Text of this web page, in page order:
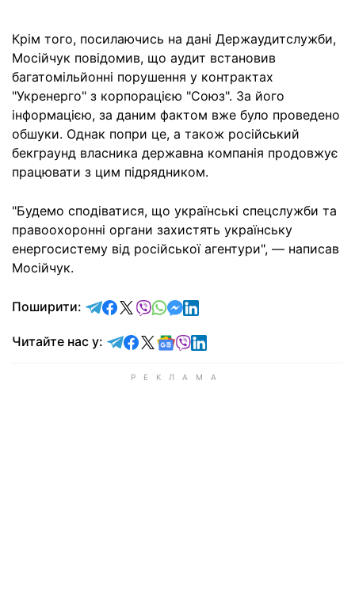
Крім того, посилаючись на дані Держаудитслужби,
Мосійчук повідомив, що аудит встановив
багатомільйонні порушення у контрактах
"Укренерго" з корпорацією "Союз". За його
інформацією, за даним фактом вже було проведено
обшуки. Однак попри це, а також російський
бекграунд власника державна компанія продовжує
працювати з цим підрядником.
"Будемо сподіватися, що українські спецслужби та
правоохоронні органи захистять українську
енергосистему від російської агентури", — написав
Мосійчук.
Поширити: відправити у Telegram
поділитись у Facebook
поділитись у X
відправити у Viber
відправити у Whatsapp
відправити у Messenger
відправити у LinkedIn
Читайте нас у: Читайте у Telegram
Читайте у Facebook
Читайте у X
Читайте у Google news
Читайте у Viber
Читайте у LinkedIn